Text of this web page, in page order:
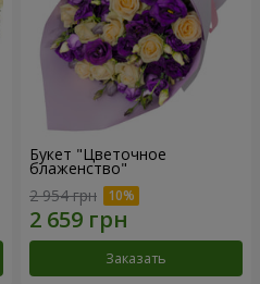
Букет "Цветочное
блаженство"
2 954 грн
Заказать